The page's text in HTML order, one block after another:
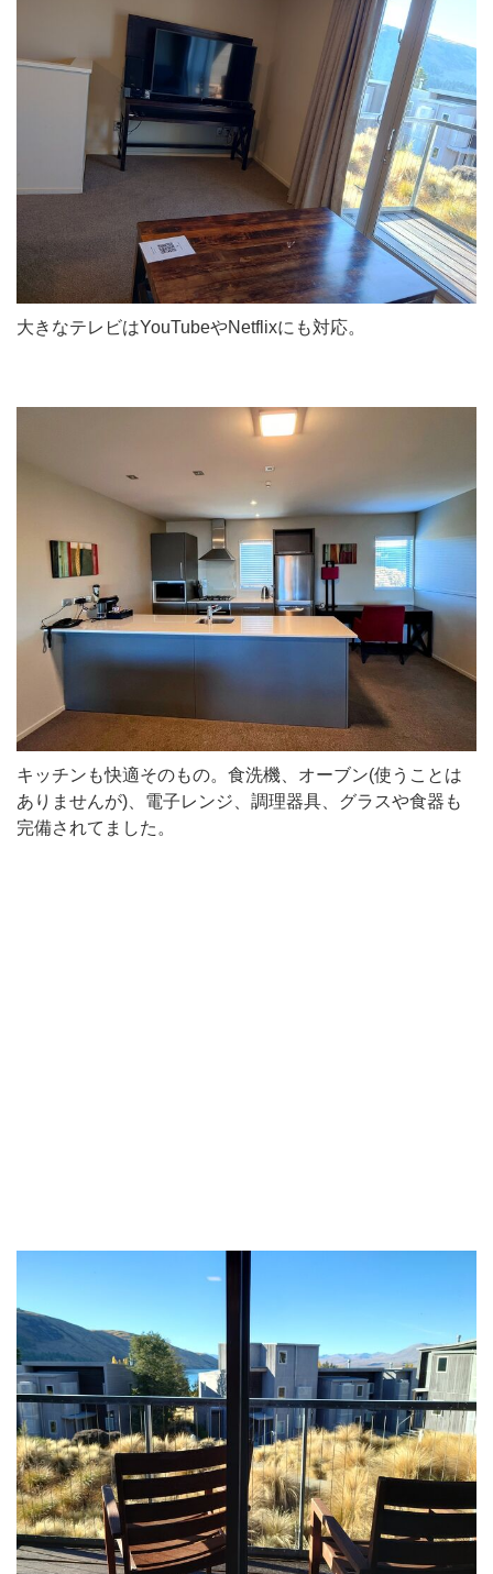
大きなテレビはYouTubeやNetflixにも対応。
キッチンも快適そのもの。食洗機、オーブン(使うことは
ありませんが)、電子レンジ、調理器具、グラスや食器も
完備されてました。